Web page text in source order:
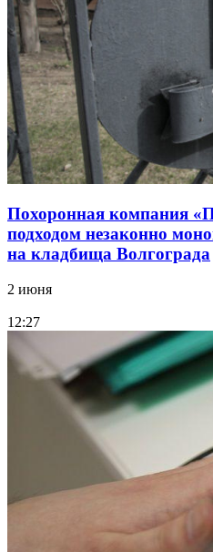
Похоронная компания
подходом незаконно
на кладбища Волгограда
2 июня
12:27